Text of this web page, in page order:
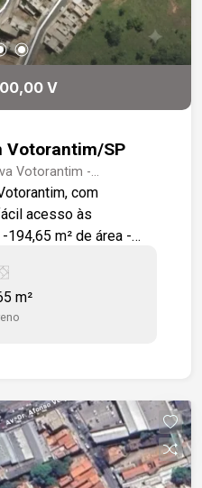
restaurantes,
vias da cidade.
residência, comércio e
excelente potencial
Quem busca
V
Votorantim/SP
Votorantim -
com
acesso às
-Fácil acesso à
m²